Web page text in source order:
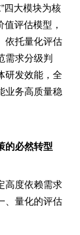
四大模块为核
评估模型，
依托量化评估
需求分级判
研发效能，全
业务高质量稳
的必然转型
高度依赖需求
、量化的评估